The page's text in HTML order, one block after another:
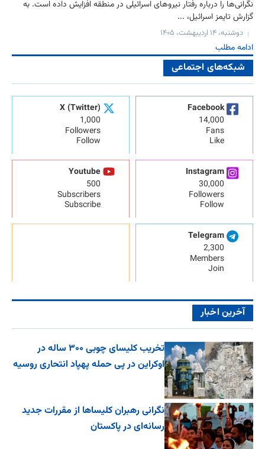
نگرانی‌ها را درباره رفتار نیروهای اسرائیلی در منطقه افزایش داده است. به
گزارش تایمز اسرائیل، ...
دوشنبه، ۱۴ اردیبهشت، ۱۴۰۵
ادامه مطلب
شبکه‌های اجتماعی
Facebook
14,000
Fans
Like
X (Twitter)
1,000
Followers
Follow
Instagram
30,000
Followers
Follow
Youtube
500
Subscribers
Subscribe
Telegram
2,300
Members
Join
آخرین اخبار
تخریب کلیسای چوبی ۳۰۰ ساله در
اوکراین در پی حمله پهپاد انتحاری روسیه
نگرانی رهبران کلیساها از مقررات جدید
رسانه‌ای در پاکستان